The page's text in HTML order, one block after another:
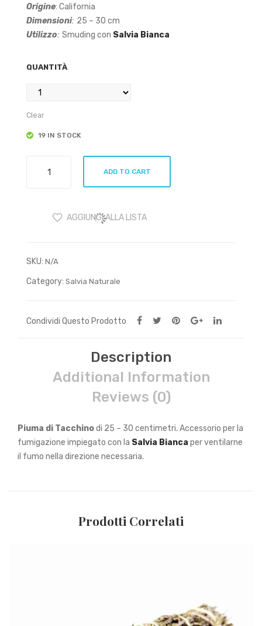
Origine: California
Dimensioni: 25 – 30 cm
Utilizzo: Smuding con Salvia Bianca
QUANTITÀ
Clear
19 IN STOCK
Smudging
ADD TO CART
AGGIUNGI ALLA LISTA
SKU: N/A
Category: Salvia Naturale
Condividi Questo Prodotto
Description
Additional Information
Reviews (0)
Piuma di Tacchinodi 25 – 30 centimetri. Accessorio per la
fumigazione impiegato con la Salvia Bianca per ventilarne
il fumo nella direzione necessaria.
Prodotti Correlati